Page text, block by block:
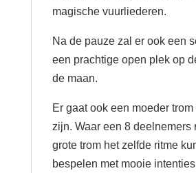
magische vuurliederen.
Na de pauze zal er ook een
een prachtige open plek op
de maan.
Er gaat ook een moeder
zijn. Waar een 8 deelnemers
grote trom het zelfde ritme
bespelen met mooie